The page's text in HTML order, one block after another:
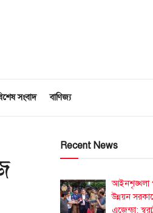
সংবাদ বাণিজ্য
Recent News
আইনশৃঙ্খলা
উন্নয়ন
এজেন্ডা: